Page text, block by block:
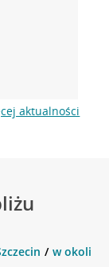
aktualności
w okolicy